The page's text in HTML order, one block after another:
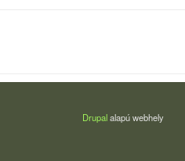
Drupalalapú webhely